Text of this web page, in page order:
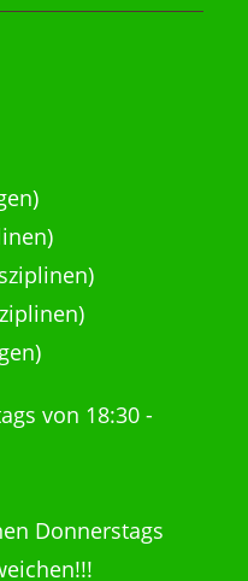
von 18:30 -
Donnerstags